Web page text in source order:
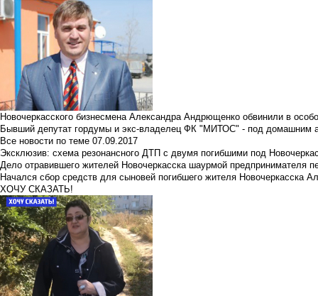
Новочеркасского бизнесмена Александра Андрющенко обвинили в
Бывший депутат гордумы и экс-владелец ФК "МИТОС" - под домашним
Все новости по теме 07.09.2017
Эксклюзив: схема резонансного ДТП с двумя погибшими под
Дело отравившего жителей Новочеркасска шаурмой предпринимателя
Начался сбор средств для сыновей погибшего жителя Новочеркасска
ХОЧУ СКАЗАТЬ!